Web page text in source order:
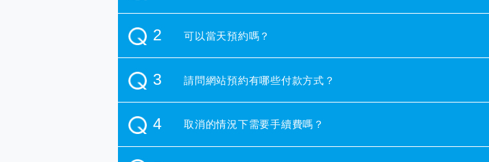
可以當天預約嗎？
請問網站預約有哪些付款方式？
取消的情況下需要手續費嗎？